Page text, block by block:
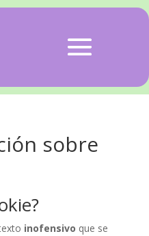
sobre
inofensivo que se